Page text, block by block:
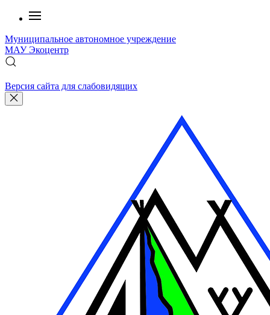
Муниципальное автономное учреждение
МАУЭкоцентр
Версия сайта для слабовидящих